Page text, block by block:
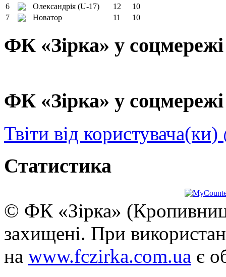
6
Олександрія (U-17) 12
10
7
Новатор 11 10
ФК «Зірка» у
ФК «Зірка» у
Твіти від
Статистика
© ФК «Зірка»
захищені. При
на www.fczirka.com.ua є